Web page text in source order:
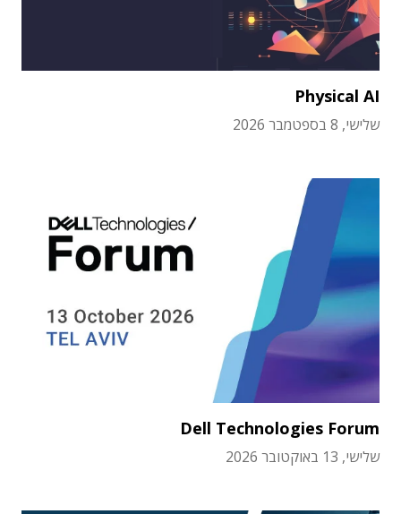
Physical AI
שלישי, 8 בספטמבר 2026
Dell Technologies Forum
שלישי, 13 באוקטובר 2026